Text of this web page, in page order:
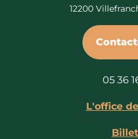
12200
05 36
L'office